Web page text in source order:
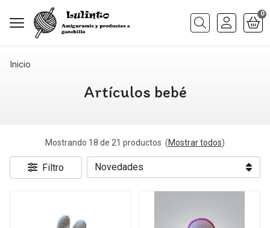
Buscar
0
Inicio
Artículos bebé
Mostrando 18 de 21 productos (Mostrar todos)
Filtro